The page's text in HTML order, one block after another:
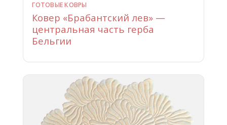
ГОТОВЫЕ КОВРЫ
Ковер «Брабантский лев» —
центральная часть герба
Бельгии